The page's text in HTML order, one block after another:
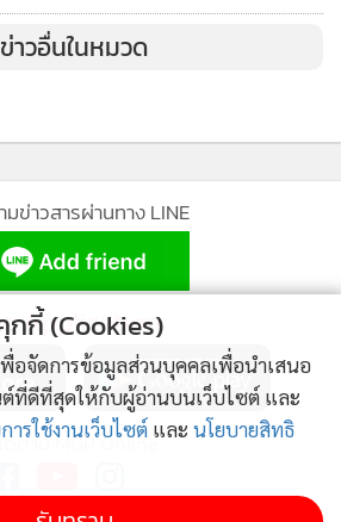
ข่าวอื่นในหมวด
ข่าวสารผ่านทาง LINE
Application
ตาม MGR Online
กกี้ (Cookies)
พื่อจัดการข้อมูลส่วนบุคคลเพื่อนำเสนอ
ที่ดีที่สุดให้กับผู้อ่านบนเว็บไซต์ และ
ารใช้งานเว็บไซต์ และ นโยบายสิทธิ